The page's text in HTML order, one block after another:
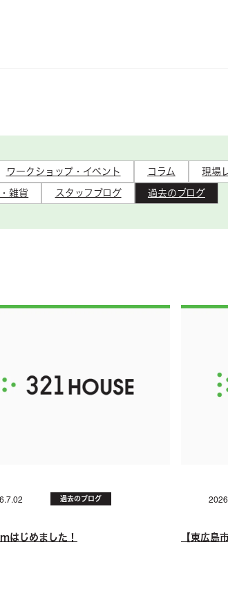
ワークショップ・イベント コラム 現場
雑貨 スタッフブログ 過去のブログ
過去のブログ
じめました！ 【東広島